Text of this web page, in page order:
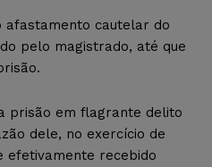
afastamento cautelar do
pelo magistrado, até que
prisão em flagrante delito
dele, no exercício de
efetivamente recebido